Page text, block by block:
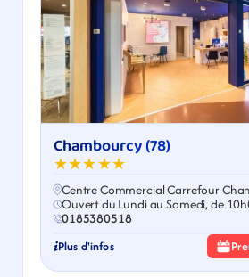
Chambourcy (78)
★★★★★
Centre Commercial Carrefour
Ouvert du Lundi au Samedi, de
0185380518
Plus d'infos